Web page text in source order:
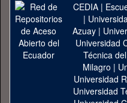
CEDIA|
|
Azuay|
Universidad
Técnica
Milagro |
Universidad
Universidad